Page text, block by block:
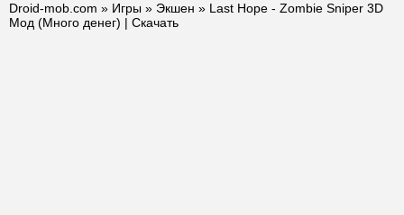
Droid-mob.com » Игры » Экшен » Last Hope - Zombie Sniper 3D
Мод (Много денег) | Скачать